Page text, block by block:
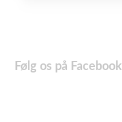
Følg os på Facebook